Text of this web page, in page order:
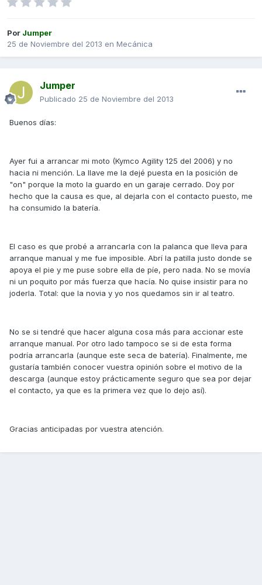
Por Jumper
25 de Noviembre del 2013 en Mecánica
Jumper
Publicado 25 de Noviembre del 2013
Buenos días:
Ayer fui a arrancar mi moto (Kymco Agility 125 del 2006) y no
hacia ni mención. La llave me la dejé puesta en la posición de
"on" porque la moto la guardo en un garaje cerrado. Doy por
hecho que la causa es que, al dejarla con el contacto puesto, me
ha consumido la batería.
El caso es que probé a arrancarla con la palanca que lleva para
arranque manual y me fue imposible. Abrí la patilla justo donde se
apoya el pie y me puse sobre ella de píe, pero nada. No se movía
ni un poquito por más fuerza que hacía. No quise insistir para no
joderla. Total: que la novia y yo nos quedamos sin ir al teatro.
No se si tendré que hacer alguna cosa más para accionar este
arranque manual. Por otro lado tampoco se si de esta forma
podría arrancarla (aunque este seca de batería). Finalmente, me
gustaría también conocer vuestra opinión sobre el motivo de la
descarga (aunque estoy prácticamente seguro que sea por dejar
el contacto, ya que es la primera vez que lo dejo así).
Gracias anticipadas por vuestra atención.